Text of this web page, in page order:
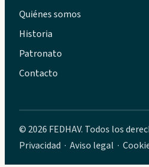
Quiénes somos
Historia
Patronato
Contacto
© 2026 FEDHAV. Todos los
Privacidad · Aviso legal ·